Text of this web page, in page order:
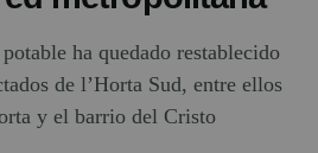
ha quedado restablecido
de l’Horta Sud, entre ellos
y el barrio del Cristo